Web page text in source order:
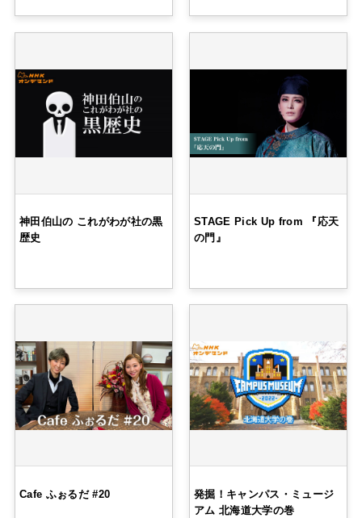
神田伯山の これがわが社の黒
歴史
STAGE Pick Up from 『応天
の門』
Cafe ふぉるだ #20
発掘！キャンパス・ミュージ
アム 北海道大学の巻